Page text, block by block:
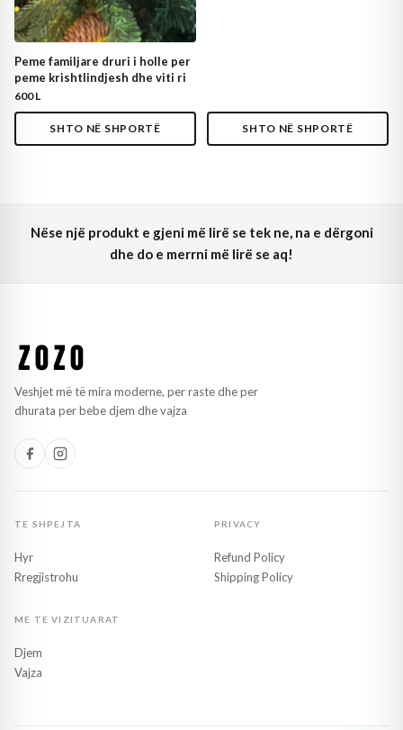
Peme familjare druri i holle per
peme krishtlindjesh dhe viti ri
600 L
SHTO NË SHPORTË SHTO NË SHPORTË
Nëse një produkt e gjeni më lirë se tek ne, na e dërgoni
dhe do e merrni më lirë se aq!
Veshjet më të mira moderne, per raste dhe per
dhurata per bebe djem dhe vajza
TE SHPEJTA
Hyr
Rregjistrohu
PRIVACY
Refund Policy
Shipping Policy
ME TE VIZITUARAT
Djem
Vajza